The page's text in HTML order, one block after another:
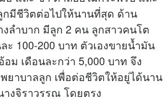
กมีชีวิตต่อไปให้นานที่สุด ด้าน
ลำบาก มีลูก 2 คน ลูกสาวคนโต
100-200 บาท ตัวเองขายน้ำมัน
ม เดือนละกว่า 5,000 บาท จึง
ยาบาลลูก เพื่อต่อชีวิตให้อยู่ได้นาน
งจิราวรรณ โดยตรง